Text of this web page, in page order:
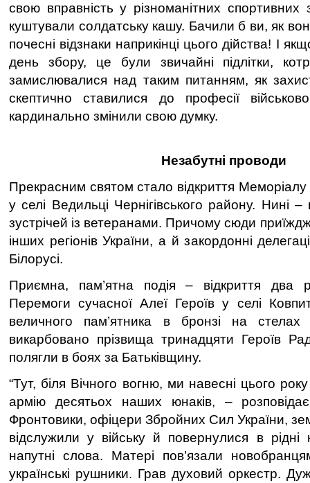
свою вправність у різноманітних спортивних
куштували солдатську кашу. Бачили б ви, як
почесні відзнаки наприкінці цього дійства! І
день збору, це були звичайні підлітки,
замислювалися над таким питанням, як
скептично ставилися до професії
кардинально змінили свою думку.
Незабутні проводи
Прекрасним святом стало відкриття Меморіалу
у селі Ведильці Чернігівського району. Нині
зустрічей із ветеранами. Причому сюди
інших регіонів України, а й закордонні
Білорусі.
Приємна, пам’ятна подія – відкриття
Перемоги сучасної Алеї Героїв у селі
величного пам’ятника в бронзі на стелах
викарбовано прізвища тринадцяти Героїв
полягли в боях за Батьківщину.
“Тут, біля Вічного вогню, ми навесні цього
армію десятьох наших юнаків, –
Фронтовики, офіцери Збройних Сил України,
відслужили у війську й повернулися в рідні
напутні слова. Матері пов’язали
українські рушники. Грав духовий оркестр.